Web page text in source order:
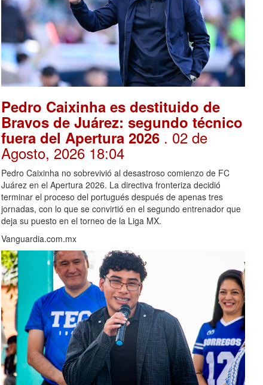
Pedro Caixinha es destituido de
Bravos de Juárez: segundo técnico
fuera del Apertura 2026 . 02 de
Agosto, 2026 18:04
Pedro Caixinha no sobrevivió al desastroso comienzo de FC
Juárez en el Apertura 2026. La directiva fronteriza decidió
terminar el proceso del portugués después de apenas tres
jornadas, con lo que se convirtió en el segundo entrenador que
deja su puesto en el torneo de la Liga MX.
Vanguardia.com.mx